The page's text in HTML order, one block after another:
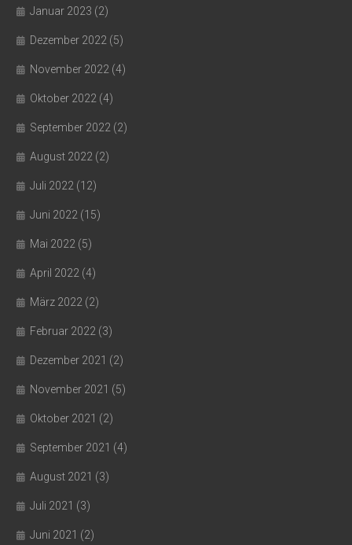
Januar 2023 (2)
Dezember 2022 (5)
November 2022 (4)
Oktober 2022 (4)
September 2022 (2)
August 2022 (2)
Juli 2022 (12)
Juni 2022 (15)
Mai 2022 (5)
April 2022 (4)
März 2022 (2)
Februar 2022 (3)
Dezember 2021 (2)
November 2021 (5)
Oktober 2021 (2)
September 2021 (4)
August 2021 (3)
Juli 2021 (3)
Juni 2021 (2)